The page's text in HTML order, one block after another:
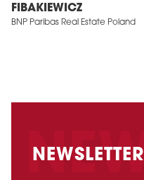
FIBAKIEWICZ
BNP Paribas Real Estate Poland
NEWSLETTER